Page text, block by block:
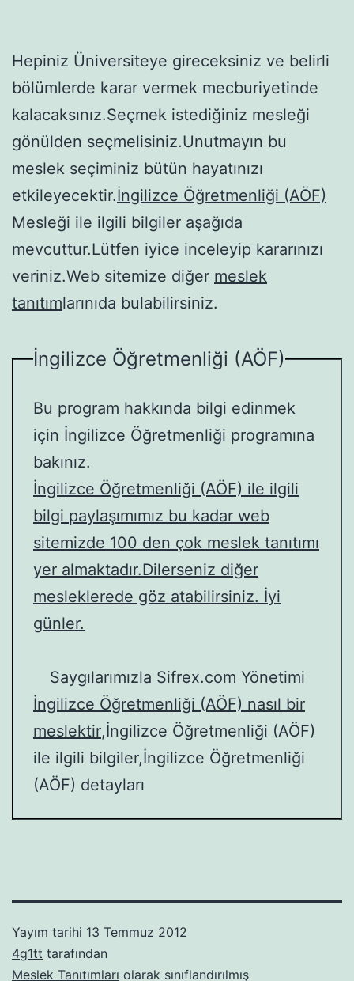
Hepiniz Üniversiteye gireceksiniz ve belirli
bölümlerde karar vermek mecburiyetinde
kalacaksınız.Seçmek istediğiniz mesleği
gönülden seçmelisiniz.Unutmayın bu
meslek seçiminiz bütün hayatınızı
etkileyecektir.İngilizce Öğretmenliği (AÖF)
Mesleği ile ilgili bilgiler aşağıda
mevcuttur.Lütfen iyice inceleyip kararınızı
veriniz.Web sitemize diğer meslek
tanıtımlarınıda bulabilirsiniz.
İngilizce Öğretmenliği (AÖF)
Bu program hakkında bilgi edinmek
için İngilizce Öğretmenliği programına
bakınız.
İngilizce Öğretmenliği (AÖF) ile ilgili
bilgi paylaşımımız bu kadar web
sitemizde 100 den çok meslek tanıtımı
yer almaktadır.Dilerseniz diğer
mesleklerede göz atabilirsiniz. İyi
günler.
Saygılarımızla Sifrex.com Yönetimi
İngilizce Öğretmenliği (AÖF) nasıl bir
meslektir,İngilizce Öğretmenliği (AÖF)
ile ilgili bilgiler,İngilizce Öğretmenliği
(AÖF) detayları
Yayım tarihi 13 Temmuz 2012
4g1tt tarafından
Meslek Tanıtımları olarak sınıflandırılmış